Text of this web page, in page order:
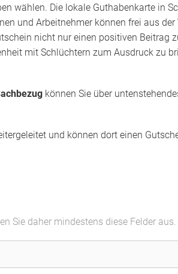
wählen. Die lokale Guthabenkarte in
und Arbeitnehmer können frei aus
nicht nur einen positiven Beitrag
mit Schlüchtern zum Ausdruck zu
können Sie über
und können dort einen
Sie daher mindestens diese Felder aus.